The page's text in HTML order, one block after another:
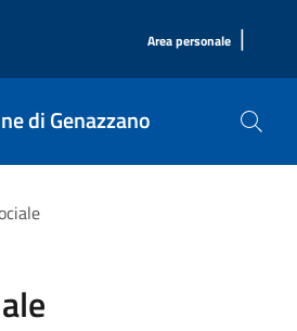
Area personale |
di Genazzano